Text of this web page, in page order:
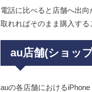
電話に比べると店舗へ出向
取れればそのまま購入する
au店舗(ショッ
auの各店舗における